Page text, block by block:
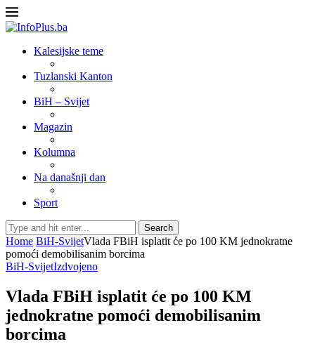
Kalesijske teme
Tuzlanski Kanton
BiH – Svijet
Magazin
Kolumna
Na današnji dan
Sport
Search
Home BiH-SvijetVlada FBiH isplatit će po 100 KM jednokratne
pomoći demobilisanim borcima
BiH-SvijetIzdvojeno
Vlada FBiH isplatit će po 100 KM
jednokratne pomoći demobilisanim
borcima